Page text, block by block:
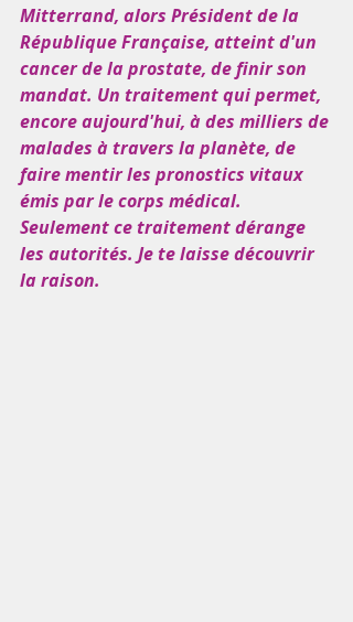
Mitterrand, alors Président de la
République Française, atteint d'un
cancer de la prostate, de finir son
mandat. Un traitement qui permet,
encore aujourd'hui, à des milliers de
malades à travers la planète, de
faire mentir les pronostics vitaux
émis par le corps médical.
Seulement ce traitement dérange
les autorités. Je te laisse découvrir
la raison.